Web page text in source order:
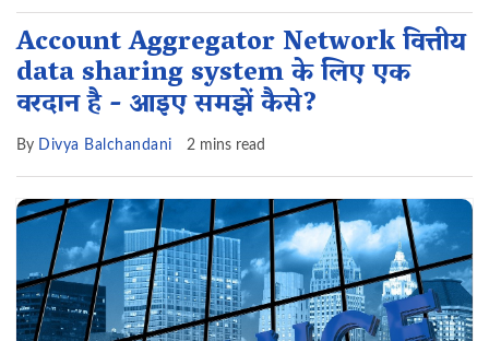
Account Aggregator Network वित्तीय
data sharing system के लिए एक
वरदान है - आइए समझें कैसे?
By Divya Balchandani 2 mins read